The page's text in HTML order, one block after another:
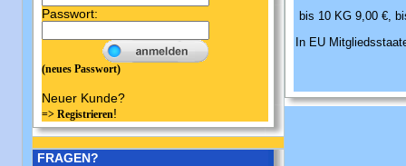
Passwort:
(neues Passwort)
Neuer Kunde?
=> Registrieren!
FRAGEN?
bis 10 KG 9,00 €,
In EU